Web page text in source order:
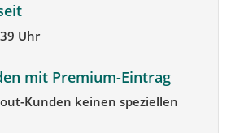
Uhr
mit Premium-Eintrag
Kunden keinen speziellen